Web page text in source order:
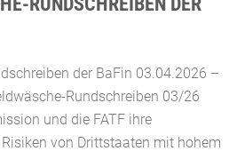
der BaFin 03.04.2026 –
Rundschreiben 03/26
und die FATF ihre
von Drittstaaten mit hohem